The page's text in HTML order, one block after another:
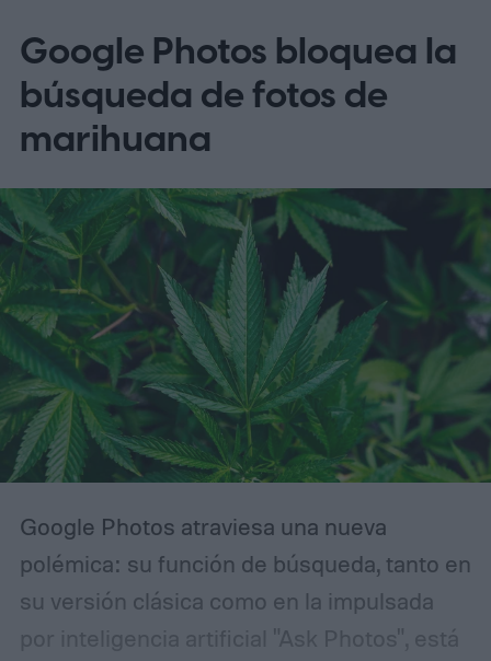
Google Photos bloquea la
búsqueda de fotos de
marihuana
Google Photos atraviesa una nueva
polémica: su función de búsqueda, tanto en
su versión clásica como en la impulsada
por inteligencia artificial "Ask Photos", está